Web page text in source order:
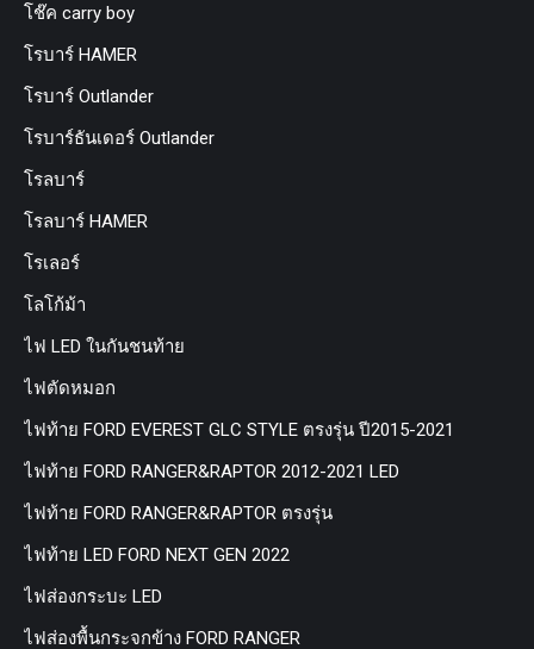
โช๊ค carry boy
โรบาร์ HAMER
โรบาร์ Outlander
โรบาร์ธันเดอร์ Outlander
โรลบาร์
โรลบาร์ HAMER
โรเลอร์
โลโก้ม้า
ไฟ LED ในกันชนท้าย
ไฟตัดหมอก
ไฟท้าย FORD EVEREST GLC STYLE ตรงรุ่น ปี2015-2021
ไฟท้าย FORD RANGER&RAPTOR 2012-2021 LED
ไฟท้าย FORD RANGER&RAPTOR ตรงรุ่น
ไฟท้าย LED FORD NEXT GEN 2022
ไฟส่องกระบะ LED
ไฟส่องพื้นกระจกข้าง FORD RANGER